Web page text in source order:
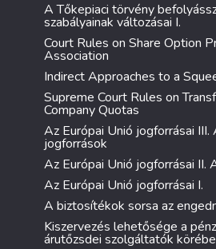
A Tőkepiaci törvény
szabályainak változásai I.
Court Rules on Share Option
Association
Indirect Approaches to a
Supreme Court Rules on
Company Quotas
Az Európai Unió jogforrásai III.
jogforrások
Az Európai Unió jogforrásai
Az Európai Unió jogforrásai I.
A biztosítékok sorsa az
Kiszervezés lehetősége a
árutőzsdei szolgáltatók